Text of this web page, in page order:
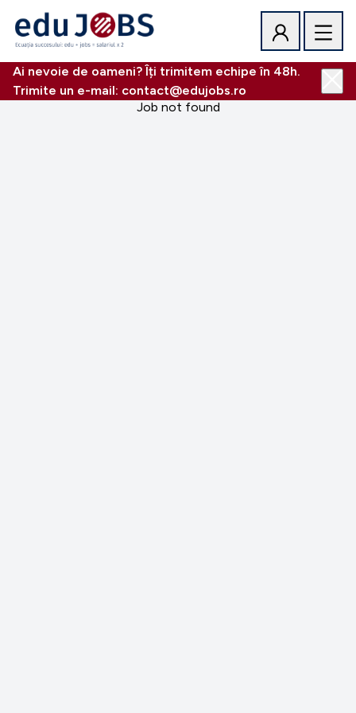
Ai nevoie de oameni? Îți trimitem echipe în 48h.
Trimite un e-mail: contact@edujobs.ro
Job not found